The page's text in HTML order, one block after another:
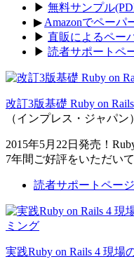
▶ 無料サンプル
▶ Amazonでペーパ
▶ 直販によるペー
▶ 読者サポートペ
改訂3版基礎 Ruby on Rails
（インプレス・ジャパン）
2015年5月22日発売！
7年間ご好評をいただい
読者サポートページ
実践Ruby on Rails 4 現場